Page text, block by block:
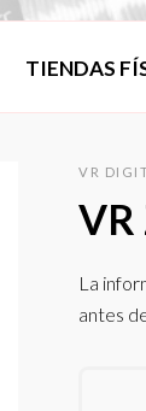
TIENDAS
VR
VR
La
antes